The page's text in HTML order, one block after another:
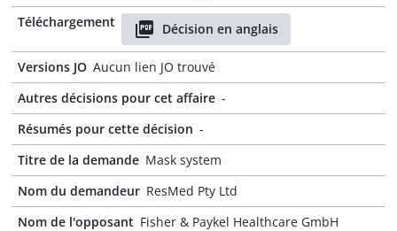
Téléchargement
Décision en anglais
Versions JO Aucun lien JO trouvé
Autres décisions pour cet affaire -
Résumés pour cette décision -
Titre de la demande Mask system
Nom du demandeur ResMed Pty Ltd
Nom de l'opposant Fisher & Paykel Healthcare GmbH